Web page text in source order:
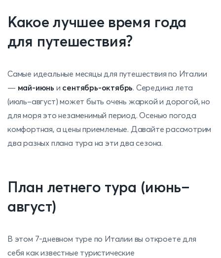
Какое лучшее время года
для путешествия?
Самые идеальные месяцы для путешествия по Италии
— май-июнь и сентябрь-октябрь. Середина лета
(июль–август) может быть очень жаркой и дорогой, но
для моря это незаменимый период. Осенью погода
комфортная, а цены приемлемые. Давайте рассмотрим
два разных плана тура на эти два сезона.
План летнего тура (июнь–
август)
В этом 7-дневном туре по Италии вы откроете для
себя как известные туристические